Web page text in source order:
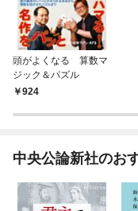
頭がよくなる 算数マ
ジック＆パズル
924
中央公論新社のお